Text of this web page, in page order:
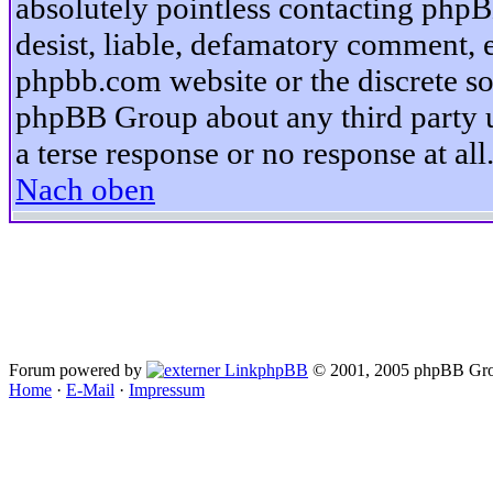
absolutely pointless contacting
desist, liable, defamatory
phpbb.com website or the discrete
phpBB Group about any third party
a terse response or no response at all.
Nach oben
Forum powered by phpBB © 2001, 2005 phpBB
Home · E-Mail · Impressum